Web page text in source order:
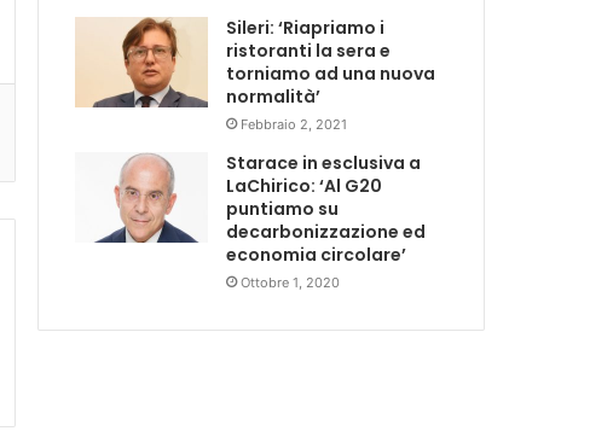
Sileri: ‘Riapriamo i
ristoranti la sera e
torniamo ad una nuova
normalità’
Febbraio 2, 2021
Starace in esclusiva a
LaChirico: ‘Al G20
puntiamo su
decarbonizzazione ed
economia circolare’
Ottobre 1, 2020